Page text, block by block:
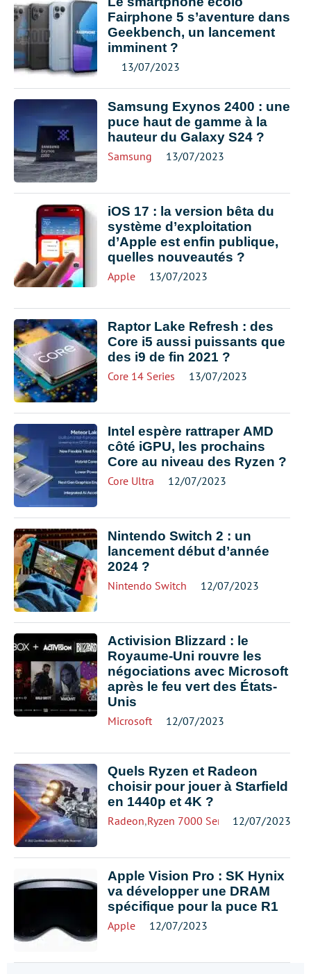
Fairphone 5 s’aventure dans
Geekbench, un lancement
imminent ?
13/07/2023
Samsung Exynos 2400 : une
puce haut de gamme à la
hauteur du Galaxy S24 ?
Samsung 13/07/2023
iOS 17 : la version bêta du
système d’exploitation
d’Apple est enfin publique,
quelles nouveautés ?
Apple 13/07/2023
Raptor Lake Refresh : des
Core i5 aussi puissants que
des i9 de fin 2021 ?
Core 14 Series 13/07/2023
Intel espère rattraper AMD
côté iGPU, les prochains
Core au niveau des Ryzen ?
Core Ultra 12/07/2023
Nintendo Switch 2 : un
lancement début d’année
2024 ?
Nintendo Switch 12/07/2023
Activision Blizzard : le
Royaume-Uni rouvre les
négociations avec Microsoft
après le feu vert des États-
Unis
Microsoft 12/07/2023
Quels Ryzen et Radeon
choisir pour jouer à Starfield
en 1440p et 4K ?
Radeon,Ryzen 7000 Series,Starfield
12/07/2023
Apple Vision Pro : SK Hynix
va développer une DRAM
spécifique pour la puce R1
Apple 12/07/2023